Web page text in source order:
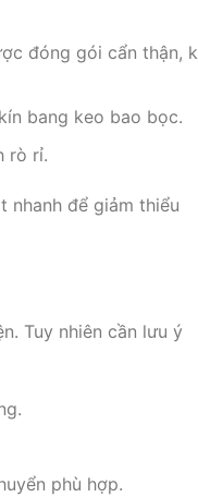
đóng gói cẩn thận,
bang keo bao bọc.
rò rỉ.
nhanh để giảm thiểu
Tuy nhiên cần lưu ý
phù hợp.